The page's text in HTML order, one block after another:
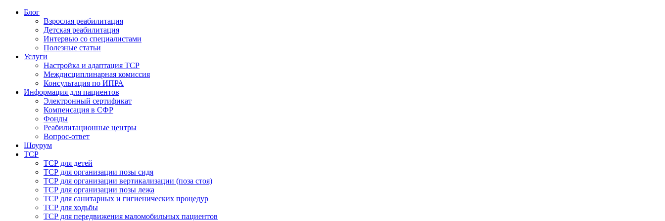
Блог
Взрослая реабилитация
Детская реабилитация
Интервью со специалистами
Полезные статьи
Услуги
Настройка и адаптация ТСР
Междисциплинарная комиссия
Консультация по ИПРА
Информация для пациентов
Электронный сертификат
Компенсация в СФР
Фонды
Реабилитационные центры
Вопрос-ответ
Шоурум
ТСР
ТСР для детей
ТСР для организации позы сидя
ТСР для организации вертикализации (поза стоя)
ТСР для организации позы лежа
ТСР для санитарных и гигиенических процедур
ТСР для ходьбы
ТСР для передвижения маломобильных пациентов